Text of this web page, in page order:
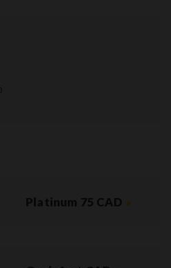
Platinum 75 CAD »